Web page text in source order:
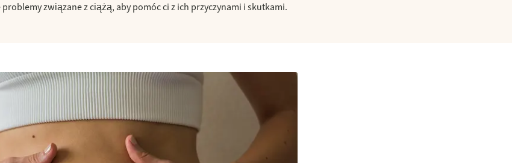
związane z ciążą, aby pomóc ci z ich przyczynami i skutkami.